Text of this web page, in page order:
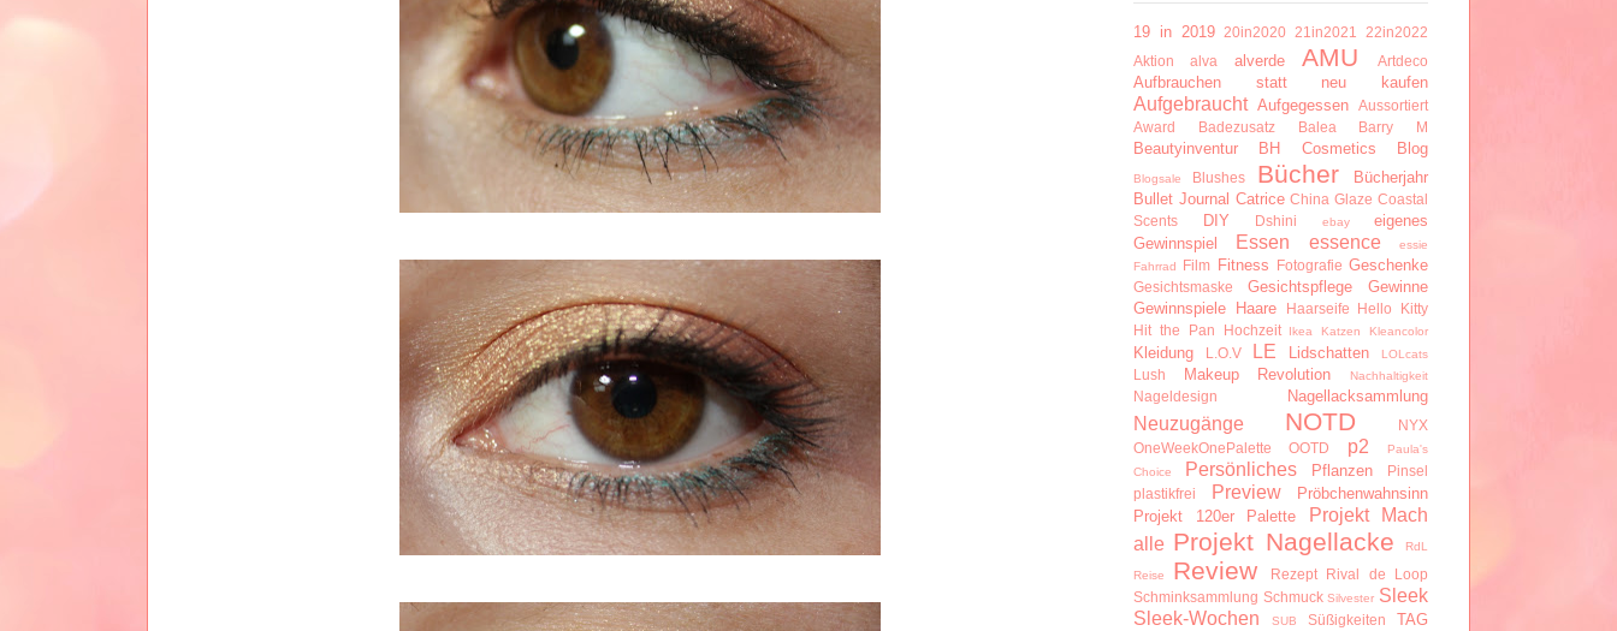
19 in 2019 20in2020 21in2021
22in2022
Aktion
alva alverde AMU Artdeco
Aufbrauchen statt neu kaufen
Aufgebraucht Aufgegessen
Aussortiert
Award
Badezusatz Balea Barry M
Beautyinventur BH Cosmetics Blog
Blogsale Blushes Bücher
Bücherjahr
Bullet Journal Catrice China Glaze Coastal
Scents
DIY Dshini ebay
eigenes
Gewinnspiel
Essen essence
essie
Fahrrad
Film Fitness Fotografie Geschenke
Gesichtsmaske Gesichtspflege
Gewinne
Gewinnspiele
Haare Haarseife
Hello Kitty
Hit the Pan
Hochzeit Ikea Katzen Kleancolor
Kleidung L.O.V LE Lidschatten LOLcats
Lush Makeup Revolution Nachhaltigkeit
Nageldesign Nagellacksammlung
Neuzugänge NOTD
NYX
OneWeekOnePalette
OOTD p2
Paula's
Choice
Persönliches Pflanzen
Pinsel
plastikfrei
Preview
Pröbchenwahnsinn
Projekt 120er Palette
Projekt Mach
alle Projekt Nagellacke RdL
Reise Review Rezept
Rival de Loop
Schminksammlung Schmuck Silvester Sleek
Sleek-Wochen
SUB Süßigkeiten TAG